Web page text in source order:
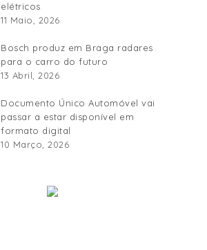
elétricos
11 Maio, 2026
Bosch produz em Braga radares
para o carro do futuro
13 Abril, 2026
Documento Único Automóvel vai
passar a estar disponível em
formato digital
10 Março, 2026